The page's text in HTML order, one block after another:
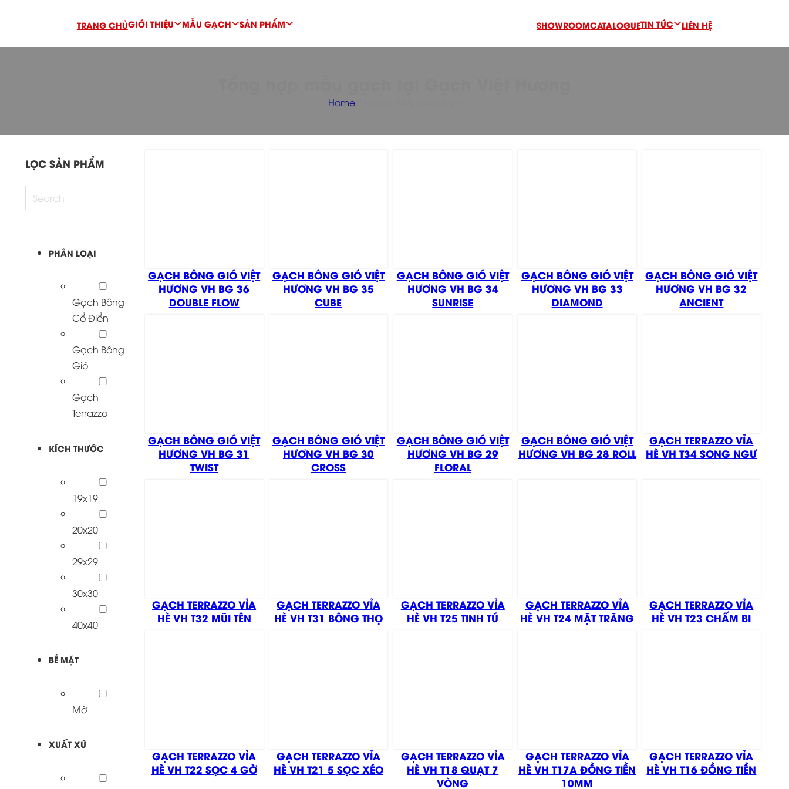
TRANG CHỦGIỚI THIỆU MẪU GẠCH SẢN PHẨM SHOWROOMCATALOGUETIN TỨC LIÊN HỆ
Home/
LỌC SẢN PHẨM
PHÂN LOẠI
Gạch Bông
Cổ Điển
Gạch Bông
Gió
Gạch
Terrazzo
KÍCH THƯỚC
19x19
20x20
29x29
30x30
40x40
BỀ MẶT
Mờ
XUẤT XỨ
GẠCH BÔNG GIÓ VIỆT
HƯƠNG VH BG 36
DOUBLE FLOW
GẠCH BÔNG GIÓ VIỆT
HƯƠNG VH BG 35
CUBE
GẠCH BÔNG GIÓ VIỆT
HƯƠNG VH BG 34
SUNRISE
GẠCH BÔNG GIÓ VIỆT
HƯƠNG VH BG 33
DIAMOND
GẠCH BÔNG GIÓ VIỆT
HƯƠNG VH BG 32
ANCIENT
GẠCH BÔNG GIÓ VIỆT
HƯƠNG VH BG 31
TWIST
GẠCH BÔNG GIÓ VIỆT
HƯƠNG VH BG 30
CROSS
GẠCH BÔNG GIÓ VIỆT
HƯƠNG VH BG 29
FLORAL
GẠCH BÔNG GIÓ VIỆT
HƯƠNG VH BG 28 ROLL
GẠCH TERRAZZO VỈA
HÈ VH T34 SONG NGƯ
GẠCH TERRAZZO VỈA
HÈ VH T32 MŨI TÊN
GẠCH TERRAZZO VỈA
HÈ VH T31 BÔNG THỌ
GẠCH TERRAZZO VỈA
HÈ VH T25 TINH TÚ
GẠCH TERRAZZO VỈA
HÈ VH T24 MẶT TRĂNG
GẠCH TERRAZZO VỈA
HÈ VH T23 CHẤM BI
GẠCH TERRAZZO VỈA
HÈ VH T22 SỌC 4 GỜ
GẠCH TERRAZZO VỈA
HÈ VH T21 5 SỌC XÉO
GẠCH TERRAZZO VỈA
HÈ VH T18 QUẠT 7
VÒNG
GẠCH TERRAZZO VỈA
HÈ VH T17A ĐỒNG TIỀN
10MM
GẠCH TERRAZZO VỈA
HÈ VH T16 ĐỒNG TIỀN